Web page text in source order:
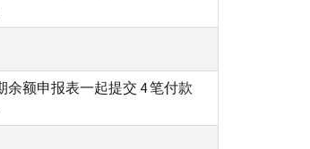
余额申报表一起提交 4 笔付款